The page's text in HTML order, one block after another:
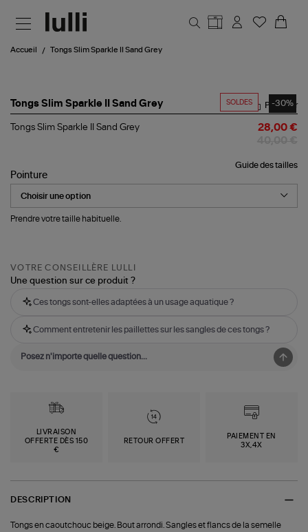
Accueil Tongs Slim Sparkle II Sand Grey
SOLDES -30%
Tongs Slim Sparkle II Sand Grey Partager
Tongs Slim Sparkle II Sand Grey 28,00 €
Guide des tailles
Pointure
Prendre votre taille habituelle.
VOTRE CONSEILLÈRE LULLI
Une question sur ce produit ?
Ces tongs sont-elles adaptées à un usage aquatique ?
Comment entretenir les paillettes sur les sangles de ces tongs ?
LIVRAISON
OFFERTE DÈS 150
€
RETOUR OFFERT
PAIEMENT EN
3X,4X
DESCRIPTION
Tongs en caoutchouc beige. Bout arrondi. Sangles et flancs de la semelle